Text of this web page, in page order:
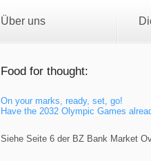
Über uns
Food for thought:
On your marks, ready, set, go!
Have the 2032 Olympic Games
Siehe Seite 6 der BZ Bank Market